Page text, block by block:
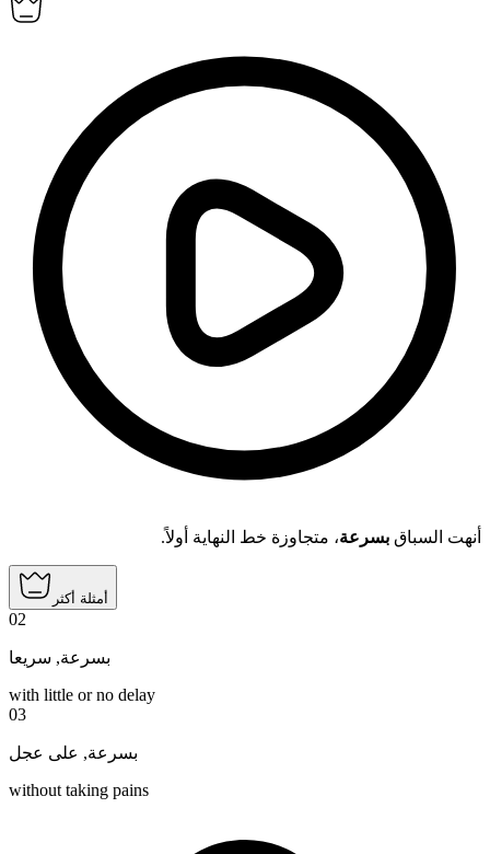
أنهت السباق بسرعة، متجاوزة خط النهاية أولاً.
أمثلة أكثر
02
بسرعة, سريعا
with little or no delay
03
بسرعة, على عجل
without taking pains